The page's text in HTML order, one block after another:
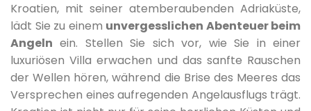
Kroatien, mit seiner atemberaubenden Adriaküste,
lädt Sie zu einem unvergesslichen Abenteuer beim
Angeln ein. Stellen Sie sich vor, wie Sie in einer
luxuriösen Villa erwachen und das sanfte Rauschen
der Wellen hören, während die Brise des Meeres das
Versprechen eines aufregenden Angelausflugs trägt.